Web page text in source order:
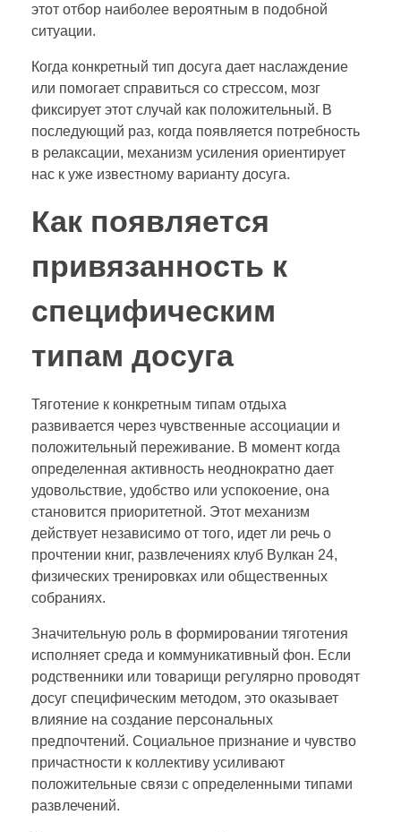
этот отбор наиболее вероятным в подобной
ситуации.
Когда конкретный тип досуга дает наслаждение
или помогает справиться со стрессом, мозг
фиксирует этот случай как положительный. В
последующий раз, когда появляется потребность
в релаксации, механизм усиления ориентирует
нас к уже известному варианту досуга.
Как появляется
привязанность к
специфическим
типам досуга
Тяготение к конкретным типам отдыха
развивается через чувственные ассоциации и
положительный переживание. В момент когда
определенная активность неоднократно дает
удовольствие, удобство или успокоение, она
становится приоритетной. Этот механизм
действует независимо от того, идет ли речь о
прочтении книг, развлечениях клуб Вулкан 24,
физических тренировках или общественных
собраниях.
Значительную роль в формировании тяготения
исполняет среда и коммуникативный фон. Если
родственники или товарищи регулярно проводят
досуг специфическим методом, это оказывает
влияние на создание персональных
предпочтений. Социальное признание и чувство
причастности к коллективу усиливают
положительные связи с определенными типами
развлечений.